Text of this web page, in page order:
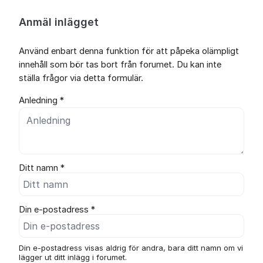
Anmäl inlägget
Använd enbart denna funktion för att påpeka olämpligt
innehåll som bör tas bort från forumet. Du kan inte
ställa frågor via detta formulär.
Anledning *
Ditt namn *
Din e-postadress *
Din e-postadress visas aldrig för andra, bara ditt namn om vi
lägger ut ditt inlägg i forumet.